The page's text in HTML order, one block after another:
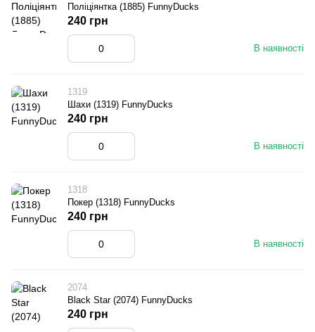
Поліціянтка (1885) FunnyDucks
В наявності
240 грн
1319
Шахи (1319) FunnyDucks
В наявності
240 грн
1318
Покер (1318) FunnyDucks
В наявності
240 грн
2074
Black Star (2074) FunnyDucks
240 грн